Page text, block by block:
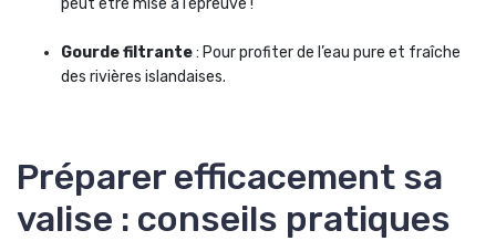
Gourde filtrante: Pour profiter de l’eau pure et fraîche
des rivières islandaises.
Préparer efficacement sa
valise : conseils pratiques